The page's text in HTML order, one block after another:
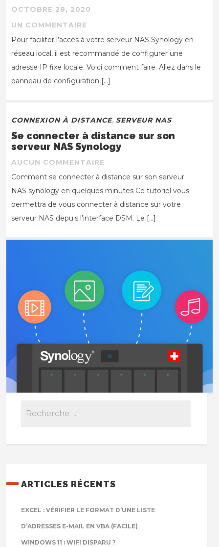
OCTOBRE 28, 2020
UN COMMENTAIRE
Pour faciliter l’accès à votre serveur NAS Synology en
réseau local, il est recommandé de configurer une
adresse IP fixe locale. Voici comment faire. Allez dans le
panneau de configuration […]
CONNEXION À DISTANCE, SERVEUR NAS
Se connecter à distance sur son
serveur NAS Synology
AUCUN COMMENTAIRE
Comment se connecter à distance sur son serveur
NAS synology en quelques minutes Ce tutoriel vous
permettra de vous connecter à distance sur votre
serveur NAS depuis l’interface DSM. Le […]
ARTICLES RÉCENTS
EXCEL : VÉRIFIER LE FORMAT D’UNE LISTE
D’ADRESSES E-MAIL EN VBA (FACILE)
WINDOWS 11 : WIFI DISPARU ?